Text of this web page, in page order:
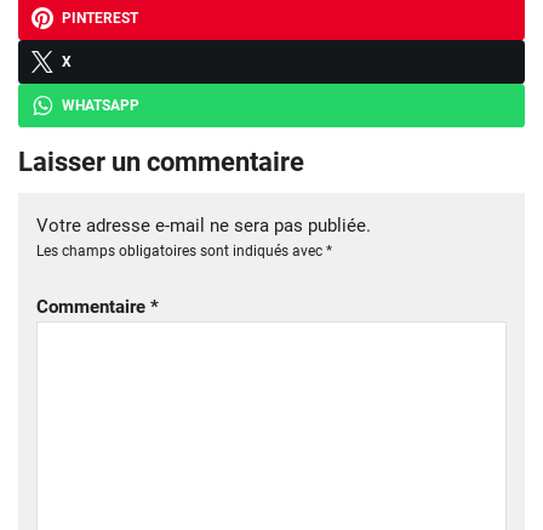
PINTEREST
X
WHATSAPP
Laisser un commentaire
Votre adresse e-mail ne sera pas publiée.
Les champs obligatoires sont indiqués avec *
Commentaire *